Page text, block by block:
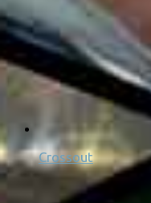
Crossout